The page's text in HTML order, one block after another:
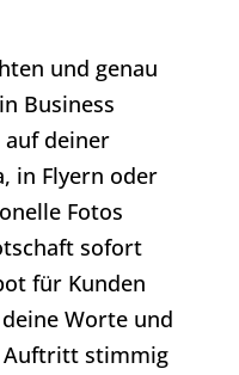
und genau
Business
auf deiner
in Flyern oder
Fotos
sofort
für Kunden
Worte und
Auftritt stimmig